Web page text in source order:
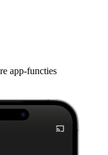
app-functies